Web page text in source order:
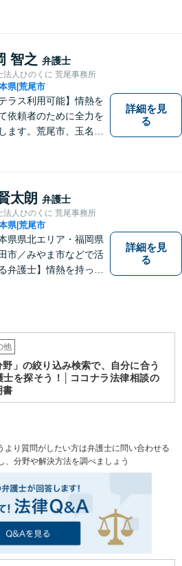
智之 弁護士
法人ひのくに 荒尾事務所
県|荒尾市
テラス利用可能】情熱を
依頼者のために全力を
ます。荒尾市、玉名郡
人、企業どちらの案件
応可能ですのでお気軽
談ください。【幅広い
ご相談可能】
詳細を見
る
太朗 弁護士
法人ひのくに 荒尾事務所
県|荒尾市
本県県北エリア・福岡県
市／みやま市などで活
弁護士】情熱を持って
婚 、相続、交通事故、
務など幅広いお困りご
対応可能です！
詳細を見
る
他
野」の絞り込み検索で、自分に合う
士を探そう！│ココナラ法律相談の
書
より質問がしたい方は弁護士に問い合わせる
、分野や解決方法を調べましょう